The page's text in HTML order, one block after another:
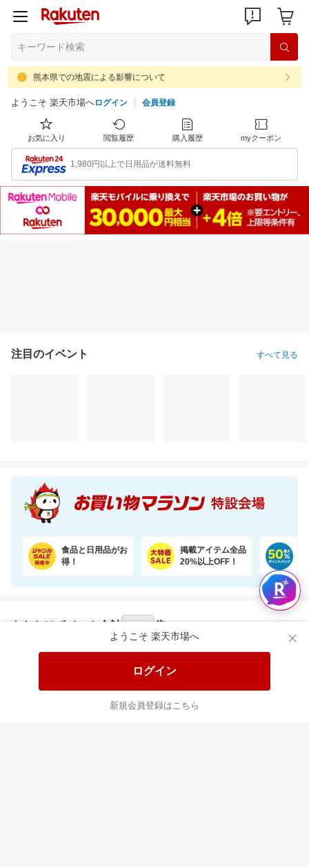
熊本県での地震による影響について
ようこそ 楽天市場へログイン 会員登録
お気に入り 閲覧履歴 購入履歴 myクーポン
1,980円以上で日用品が送料無料
ようこそ 楽天市場へ
ログイン
新規会員登録はこちら
注目のイベント すべて見る
食品と日用品がお
得！
掲載アイテム全品
20%以上OFF！
あなたはポイント 合計 倍